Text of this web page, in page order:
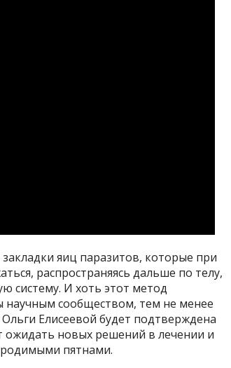
яиц паразитов, которые при
распространяясь дальше по телу,
систему. И хоть этот метод
научным сообществом, тем не менее
Елисеевой будет подтверждена
ожидать новых решений в лечении и
родимыми пятнами.